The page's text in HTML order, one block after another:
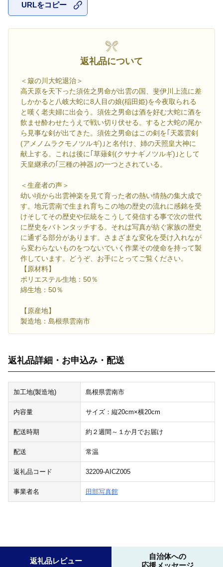
URLをコピー
返礼品について
＜簸の川大蛇退治＞
高天原を天下った須佐之男命が出雲の国、斐伊川上流に差
しかかると八岐大蛇に8人目の娘(稲田姫)を今夜取られる
と嘆く老夫婦に出会う。須佐之男命は酒を好む大蛇に酒を
飲ませ酔わせたうえで戦い切り伏せる。すると大蛇の尾か
ら見事な剣が出てきた。須佐之男命はこの剣を｢天叢雲剣
(アメノムラクモノツルギ)｣と名付け、姉の天照皇大神に
献上する。これは後に｢草薙剣(クサナギノツルギ)｣として
天皇継承の｢三種の神器｣の一つとされている。
＜生産者の声＞
幼い頃から出雲神楽を見て育った者の熱い情熱の集大成で
す。地元雲南で生まれ育ちこの地の歴史の流れに感銘を受
けそしてその歴史や伝統をこうして発信する事で次の世代
に歴史をバトンタッチする。それは写真が紡ぐ家族の歴史
に通ずる部分があります。さまざまな変化を受け入れなが
ら変わらないものをつないでいく作業その使命を持って製
作しています。どうぞ、お手にとってご覧ください。
【原材料】
ポリエステル生地：50％
綿生地：50％
【原産地】
製造地：島根県雲南市
返礼品詳細・お申込み・配送
加工地(製造地) 島根県雲南市
内容量 サイズ：縦20cm×横20cm
配送時期 約２週間～１か月でお届け
配送 常温
返礼品コード 32209-AICZ005
事業者名 田部写真館
返礼品レビュー
自治体への
応援メッセージ